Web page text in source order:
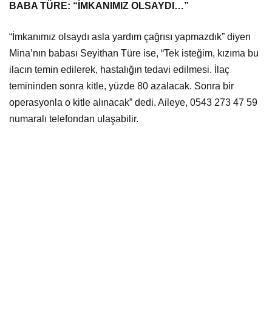
BABA TÜRE: “İMKANIMIZ OLSAYDI…”
“İmkanımız olsaydı asla yardım çağrısı yapmazdık” diyen
Mina’nın babası Seyithan Türe ise, “Tek isteğim, kızıma bu
ilacın temin edilerek, hastalığın tedavi edilmesi. İlaç
temininden sonra kitle, yüzde 80 azalacak. Sonra bir
operasyonla o kitle alınacak” dedi. Aileye, 0543 273 47 59
numaralı telefondan ulaşabilir.